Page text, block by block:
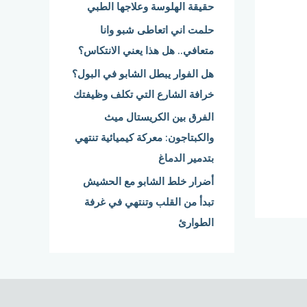
:
حقيقة الهلوسة وعلاجها الطبي
حلمت اني اتعاطى شبو وانا
متعافي.. هل هذا يعني الانتكاس؟
هل الفوار يبطل الشابو في البول؟
خرافة الشارع التي تكلف وظيفتك
الفرق بين الكريستال ميث
والكبتاجون: معركة كيميائية تنتهي
بتدمير الدماغ
أضرار خلط الشابو مع الحشيش
تبدأ من القلب وتنتهي في غرفة
الطوارئ